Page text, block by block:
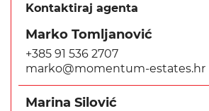
Kontaktiraj agenta
Marko Tomljanović
+385 91 536 2707
marko@momentum-estates.hr
Marina Silović